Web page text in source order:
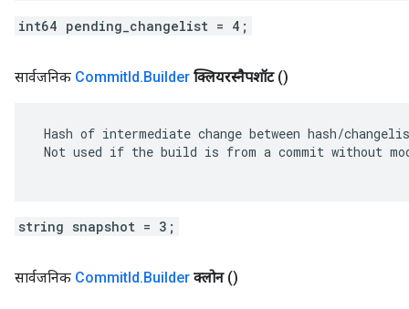
int64 pending_changelist = 4;
सार्वजनिक CommitId.Builder क्लियरस्नैपशॉट ()
Hash of intermediate change between hash/
Not used if the build is from a commit without
string snapshot = 3;
सार्वजनिक CommitId.Builder क्लोन ()